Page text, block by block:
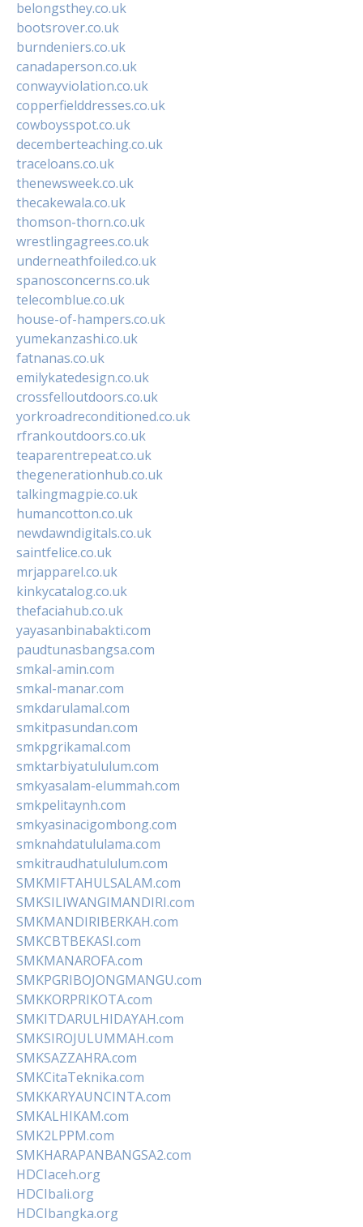
belongsthey.co.uk
bootsrover.co.uk
burndeniers.co.uk
canadaperson.co.uk
conwayviolation.co.uk
copperfielddresses.co.uk
cowboysspot.co.uk
decemberteaching.co.uk
traceloans.co.uk
thenewsweek.co.uk
thecakewala.co.uk
thomson-thorn.co.uk
wrestlingagrees.co.uk
underneathfoiled.co.uk
spanosconcerns.co.uk
telecomblue.co.uk
house-of-hampers.co.uk
yumekanzashi.co.uk
fatnanas.co.uk
emilykatedesign.co.uk
crossfelloutdoors.co.uk
yorkroadreconditioned.co.uk
rfrankoutdoors.co.uk
teaparentrepeat.co.uk
thegenerationhub.co.uk
talkingmagpie.co.uk
humancotton.co.uk
newdawndigitals.co.uk
saintfelice.co.uk
mrjapparel.co.uk
kinkycatalog.co.uk
thefaciahub.co.uk
yayasanbinabakti.com
paudtunasbangsa.com
smkal-amin.com
smkal-manar.com
smkdarulamal.com
smkitpasundan.com
smkpgrikamal.com
smktarbiyatululum.com
smkyasalam-elummah.com
smkpelitaynh.com
smkyasinacigombong.com
smknahdatululama.com
smkitraudhatululum.com
SMKMIFTAHULSALAM.com
SMKSILIWANGIMANDIRI.com
SMKMANDIRIBERKAH.com
SMKCBTBEKASI.com
SMKMANAROFA.com
SMKPGRIBOJONGMANGU.com
SMKKORPRIKOTA.com
SMKITDARULHIDAYAH.com
SMKSIROJULUMMAH.com
SMKSAZZAHRA.com
SMKCitaTeknika.com
SMKKARYAUNCINTA.com
SMKALHIKAM.com
SMK2LPPM.com
SMKHARAPANBANGSA2.com
HDCIaceh.org
HDCIbali.org
HDCIbangka.org